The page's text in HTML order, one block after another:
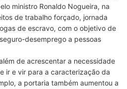
ministro Ronaldo Nogueira, na
de trabalho forçado, jornada
de escravo, com o objetivo de
desemprego a pessoas
de acrescentar a necessidade
ir e vir para a caracterização da
a portaria também aumentou a